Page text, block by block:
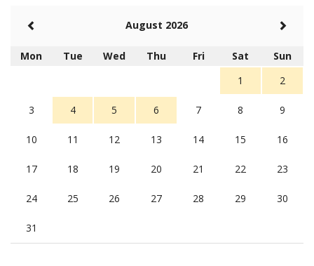
Rambu (rambu03@gmail.com)
Berita Polres Sumba Barat Mantap
5 tahun Yang lalu
Balas
16
August 2026
Mon Tue Wed Thu Fri Sat
Sun
1
2
3 4 5 6 7 8 9
10 11 12 13 14 15 16
17 18 19 20 21 22 23
24 25 26 27 28 29 30
31